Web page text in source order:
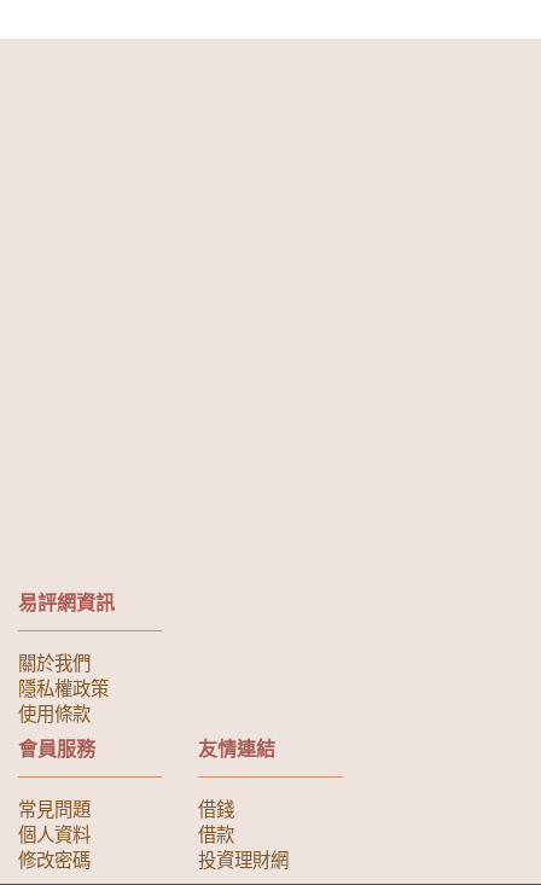
易評網資訊
關於我們
隱私權政策
使用條款
會員服務
常見問題
個人資料
修改密碼
友情連結
借錢
借款
投資理財網